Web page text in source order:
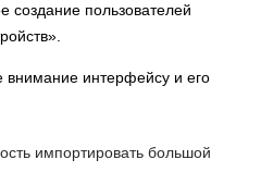
создание пользователей
внимание интерфейсу и его
импортировать большой